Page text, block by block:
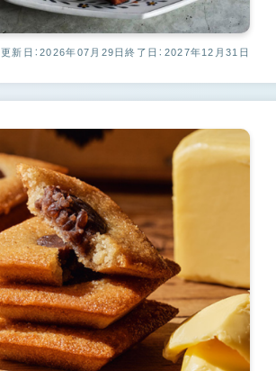
更新日：2026年07月29日終了日：2027年12月31日